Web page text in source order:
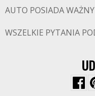
AUTO POSIADA
WSZELKIE PYTANIA